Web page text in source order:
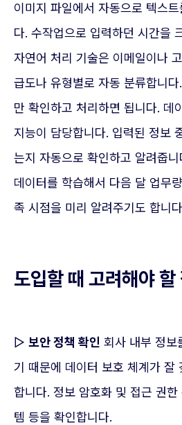
이미지 파일에서 자동으로 텍스
다. 수작업으로 입력하던 시간을
자연어 처리 기술은 이메일이나
급도나 유형별로 자동 분류합니
만 확인하고 처리하면 됩니다. 데
지능이 담당합니다. 입력된 정보
는지 자동으로 확인하고 알려줍
데이터를 학습해서 다음 달 업무
족 시점을 미리 알려주기도 합니
도입할 때 고려해야 할
▷ 보안 정책 확인 회사 내부 정보
기 때문에 데이터 보호 체계가 잘
합니다. 정보 암호화 및 접근 권
템 등을 확인합니다.